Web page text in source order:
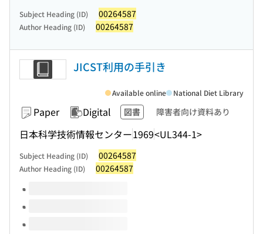
Subject Heading (ID) 00264587
Author Heading (ID) 00264587
JICST利用の手引き
Paper Digital 図書 障害者向け資料あり
日本科学技術情報センター1969<UL344-1>
Available online National Diet Library
Subject Heading (ID) 00264587
Author Heading (ID) 00264587
Volumes of this title